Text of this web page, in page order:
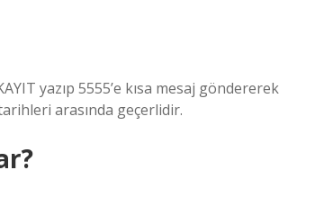
yazıp 5555’e kısa mesaj göndererek
​​arasında geçerlidir.